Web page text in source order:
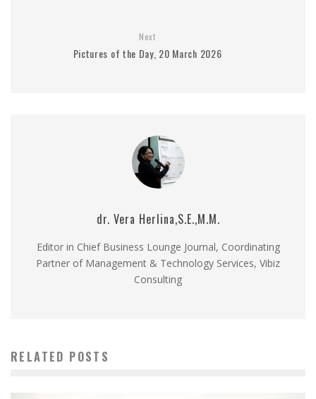
Next
Pictures of the Day, 20 March 2026
dr. Vera Herlina,S.E.,M.M.
Editor in Chief Business Lounge Journal, Coordinating
Partner of Management & Technology Services, Vibiz
Consulting
RELATED POSTS